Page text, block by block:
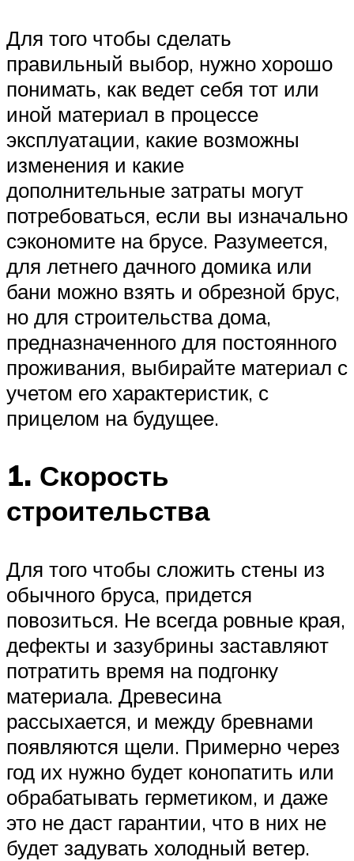
Для того чтобы сделать
правильный выбор, нужно хорошо
понимать, как ведет себя тот или
иной материал в процессе
эксплуатации, какие возможны
изменения и какие
дополнительные затраты могут
потребоваться, если вы изначально
сэкономите на брусе. Разумеется,
для летнего дачного домика или
бани можно взять и обрезной брус,
но для строительства дома,
предназначенного для постоянного
проживания, выбирайте материал с
учетом его характеристик, с
прицелом на будущее.
1. Скорость
строительства
Для того чтобы сложить стены из
обычного бруса, придется
повозиться. Не всегда ровные края,
дефекты и зазубрины заставляют
потратить время на подгонку
материала. Древесина
рассыхается, и между бревнами
появляются щели. Примерно через
год их нужно будет конопатить или
обрабатывать герметиком, и даже
это не даст гарантии, что в них не
будет задувать холодный ветер.